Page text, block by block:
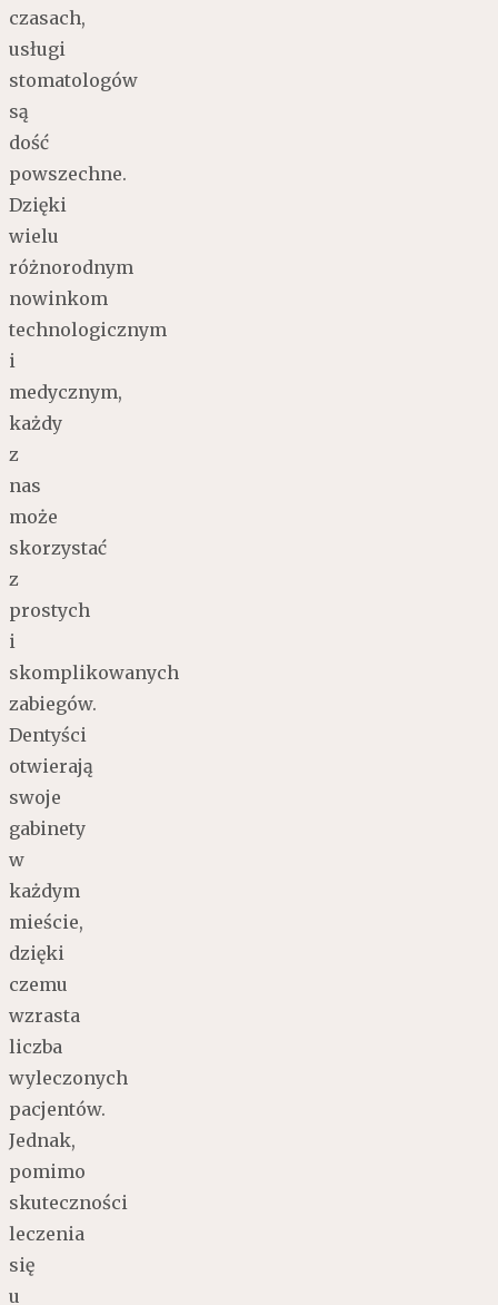
czasach,
usługi
stomatologów
są
dość
powszechne.
Dzięki
wielu
różnorodnym
nowinkom
technologicznym
i
medycznym,
każdy
z
nas
może
skorzystać
z
prostych
i
skomplikowanych
zabiegów.
Dentyści
otwierają
swoje
gabinety
w
każdym
mieście,
dzięki
czemu
wzrasta
liczba
wyleczonych
pacjentów.
Jednak,
pomimo
skuteczności
leczenia
się
u